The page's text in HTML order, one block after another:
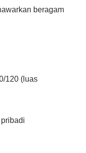
beragam
120 (luas